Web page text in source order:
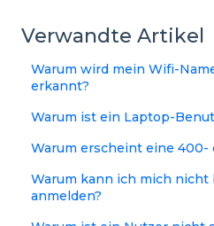
Verwandte Artikel
Warum wird mein Wifi-
erkannt?
Warum ist ein Laptop-
Warum erscheint eine 400-
Warum kann ich mich
anmelden?